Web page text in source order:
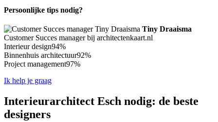
Persoonlijke tips nodig?
Tiny Draaisma
Customer Succes manager bij architectenkaart.nl
Interieur design94%
Binnenhuis architectuur92%
Project management97%
Ik help je graag
Interieurarchitect Esch nodig: de beste
designers